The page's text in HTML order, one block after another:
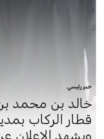
خبر رئيسي
خالد بن محمد
قطار الركاب
ويشهد